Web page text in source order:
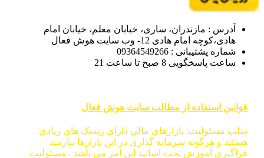
آدرس : مازندران، ساری، خیابان معلم، خیابان امام
هادی،کوچه امام هادی 12- وب سایت هوش فعال
شماره پشتیبانی : 09364549266
ساعت پاسخگویی 8 صبح تا ساعت 21
قوانین استفاده از مطالب سایت هوش فعال
سلب مسئولیت: بازارهای مالی دارای ریسک های زیادی
هستند و هرگونه سرمایه گذاری در این بازارها نیازمند
فراگیری آموزش تحت اساتید این امر می باشد . مسئولیت